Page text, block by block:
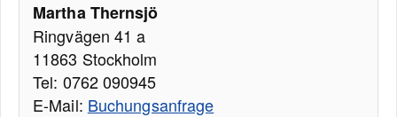
Martha Thernsjö
Ringvägen 41 a
11863 Stockholm
Tel: 0762 090945
E-Mail: Buchungsanfrage